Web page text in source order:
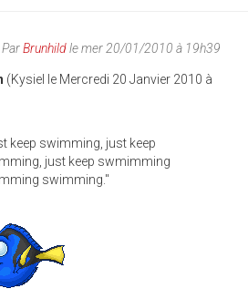
ParBrunhildle mer 20/01/2010 à 19h39
(Kysiel le Mercredi 20 Janvier 2010 à
keep swimming, just keep
just keep swmimming
swimming."